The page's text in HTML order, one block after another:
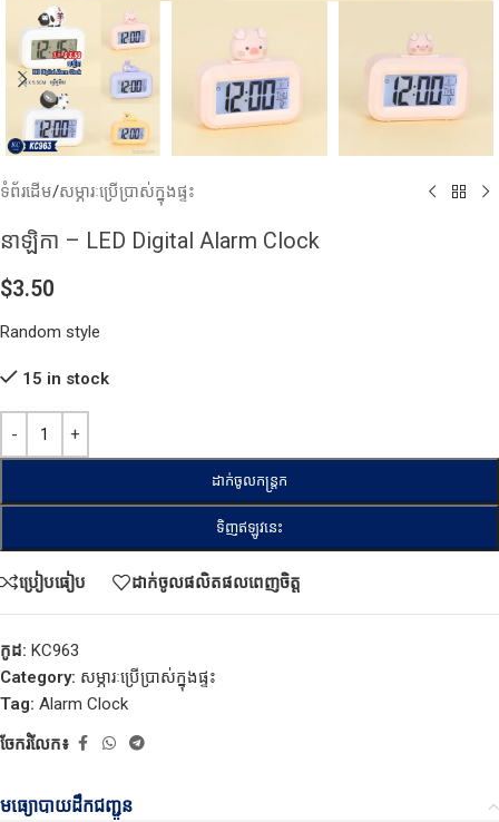
ទំព័រដើម/សម្ភារៈប្រើប្រាស់ក្នុងផ្ទះ
នាឡិកា – LED Digital Alarm Clock
$3.50
Random style
15 in stock
ដាក់ចូលកន្ត្រក
ទិញឥឡូវនេះ
ប្រៀបធៀប ដាក់ចូលផលិតផលពេញចិត្ត
កូដ: KC963
Category: សម្ភារៈប្រើប្រាស់ក្នុងផ្ទះ
Tag: Alarm Clock
ចែករំលែក៖
មធ្យោបាយដឹកជញ្ជូន